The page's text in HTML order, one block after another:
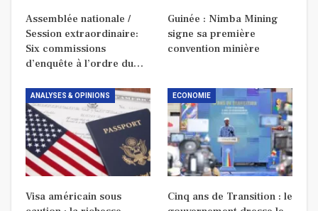
Assemblée nationale /
Session extraordinaire:
Six commissions
d’enquête à l’ordre du…
Guinée : Nimba Mining
signe sa première
convention minière
ANALYSES & OPINIONS
Visa américain sous
ECONOMIE
Cinq ans de Transition : le